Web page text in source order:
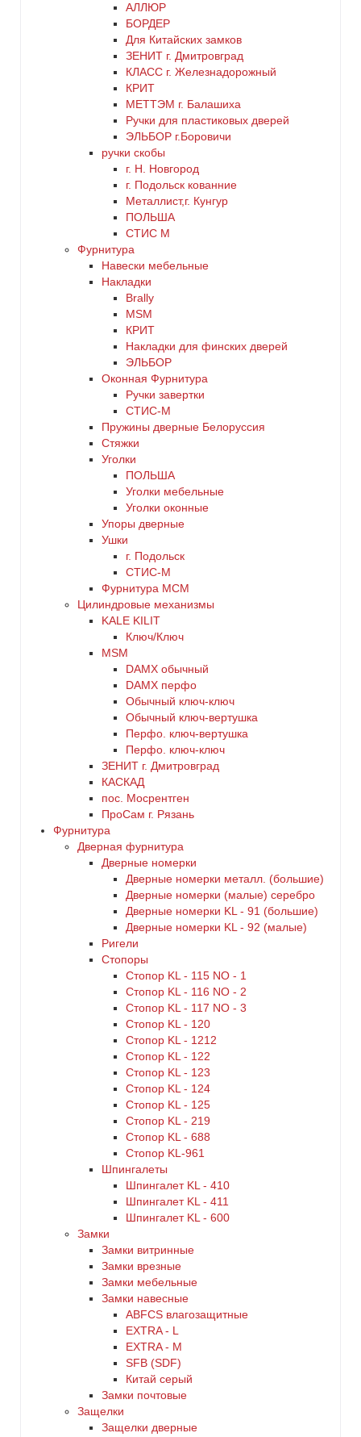
АЛЛЮР
БОРДЕР
Для Китайских замков
ЗЕНИТ г. Дмитровград
КЛАСС г. Железнадорожный
КРИТ
МЕТТЭМ г. Балашиха
Ручки для пластиковых дверей
ЭЛЬБОР г.Боровичи
ручки скобы
г. Н. Новгород
г. Подольск кованние
Металлист,г. Кунгур
ПОЛЬША
СТИС М
Фурнитура
Навески мебельные
Накладки
Brally
MSM
КРИТ
Накладки для финских дверей
ЭЛЬБОР
Оконная Фурнитура
Ручки завертки
СТИС-М
Пружины дверные Белоруссия
Стяжки
Уголки
ПОЛЬША
Уголки мебельные
Уголки оконные
Упоры дверные
Ушки
г. Подольск
СТИС-М
Фурнитура МСМ
Цилиндровые механизмы
KALE KILIT
Ключ/Ключ
MSM
DАMX обычный
DАMX перфо
Oбычный ключ-ключ
Обычный ключ-вертушка
Перфо. ключ-вертушка
Перфо. ключ-ключ
ЗЕНИТ г. Дмитровград
КАСКАД
пос. Мосрентген
ПроСам г. Рязань
Фурнитура
Дверная фурнитура
Дверные номерки
Дверные номерки металл. (большие)
Дверные номерки (малые) серебро
Дверные номерки KL - 91 (большие)
Дверные номерки KL - 92 (малые)
Ригели
Стопоры
Стопор KL - 115 NO - 1
Стопор KL - 116 NO - 2
Стопор KL - 117 NO - 3
Стопор KL - 120
Стопор KL - 1212
Стопор KL - 122
Стопор KL - 123
Стопор KL - 124
Стопор KL - 125
Стопор KL - 219
Стопор KL - 688
Стопор KL-961
Шпингалеты
Шпингалет KL - 410
Шпингалет KL - 411
Шпингалет KL - 600
Замки
Замки витринные
Замки врезные
Замки мебельные
Замки навесные
ABFCS влагозащитные
EXTRA - L
EXTRA - М
SFB (SDF)
Китай серый
Замки почтовые
Защелки
Защелки дверные